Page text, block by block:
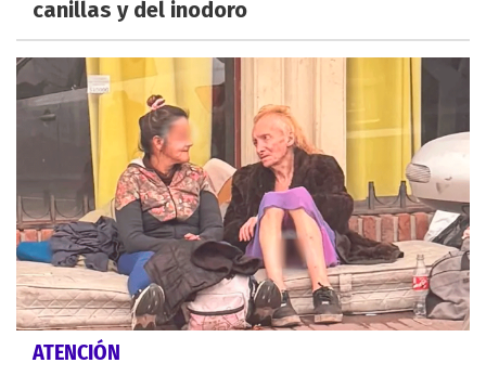
canillas y del inodoro
ATENCIÓN